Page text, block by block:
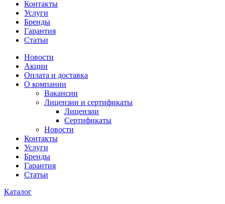
Контакты
Услуги
Бренды
Гарантия
Статьи
Новости
Акции
Оплата и доставка
О компании
Вакансии
Лицензии и сертификаты
Лицензии
Сертификаты
Новости
Контакты
Услуги
Бренды
Гарантия
Статьи
Каталог